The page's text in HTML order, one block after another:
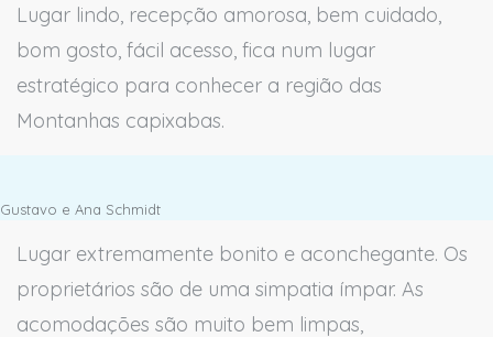
Lugar lindo, recepção amorosa, bem cuidado,
bom gosto, fácil acesso, fica num lugar
estratégico para conhecer a região das
Montanhas capixabas.
Gustavo e Ana Schmidt
Lugar extremamente bonito e aconchegante. Os
proprietários são de uma simpatia ímpar. As
acomodações são muito bem limpas,